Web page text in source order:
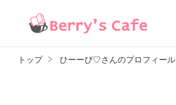
トップ ひーーび♡さんのプロフィール